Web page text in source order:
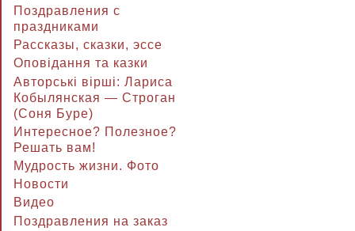
Поздравления с
праздниками
Рассказы, сказки, эссе
Оповідання та казки
Авторські вірші: Лариса
Кобылянская — Строган
(Соня Буре)
Интересное? Полезное?
Решать вам!
Мудрость жизни. Фото
Новости
Видео
Поздравления на заказ